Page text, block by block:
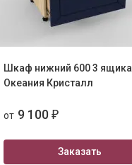
Шкаф нижний 600 3 ящика
Океания Кристалл
от 9 100 ₽
Заказать